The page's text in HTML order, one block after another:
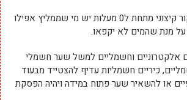
במקומות שצפוי קור קיצוני מתחת ל0 מעלות יש מי שממליץ אפילו
מנת שהמים לא יקפאו.
אלקטרוניים וחשמליים למשל שער חשמלי
כיריים חשמליות עדיף להצטייד מבעוד
או להשאיר שער פתוח במידה ויהיה הפסקת